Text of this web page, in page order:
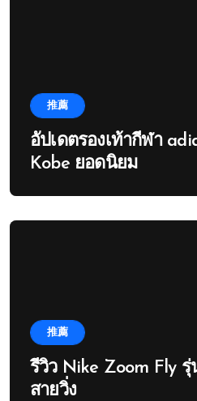
推薦
อัปเดตรองเท้ากีฬา
Kobe ยอดนิยม
推薦
รีวิว Nike Zoom Fly
สายวิ่ง